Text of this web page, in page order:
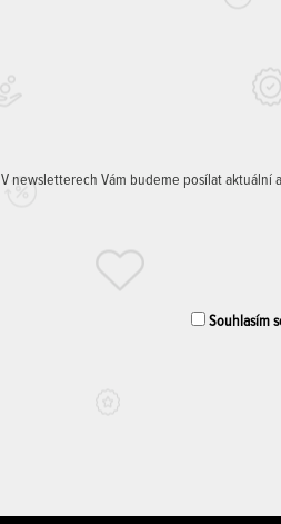
V newsletterech Vám budeme posílat aktuální
Souhlasím